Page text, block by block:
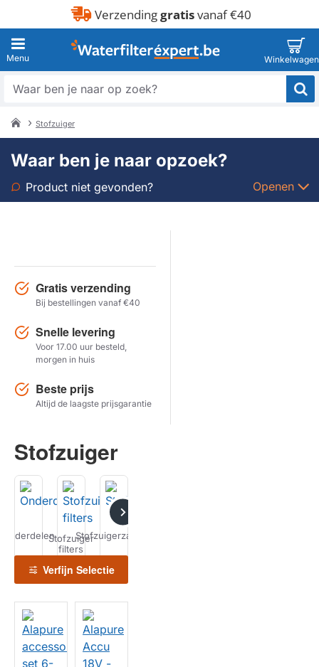
Verzendinggratisvanaf €40
Waar
zoek?
Stofzuiger
Waar ben je naar opzoek?
Product niet gevonden? Openen
Model
Herstel zoekopdracht
Gratis verzending
Bij bestellingen vanaf €40
Snelle levering
Voor 17.00 uur besteld,
morgen in huis
Beste prijs
Altijd de laagste prijsgarantie
Stofzuiger
OnderdelenStofzuiger
filters
Stofzuigerzakken
Verfijn Selectie